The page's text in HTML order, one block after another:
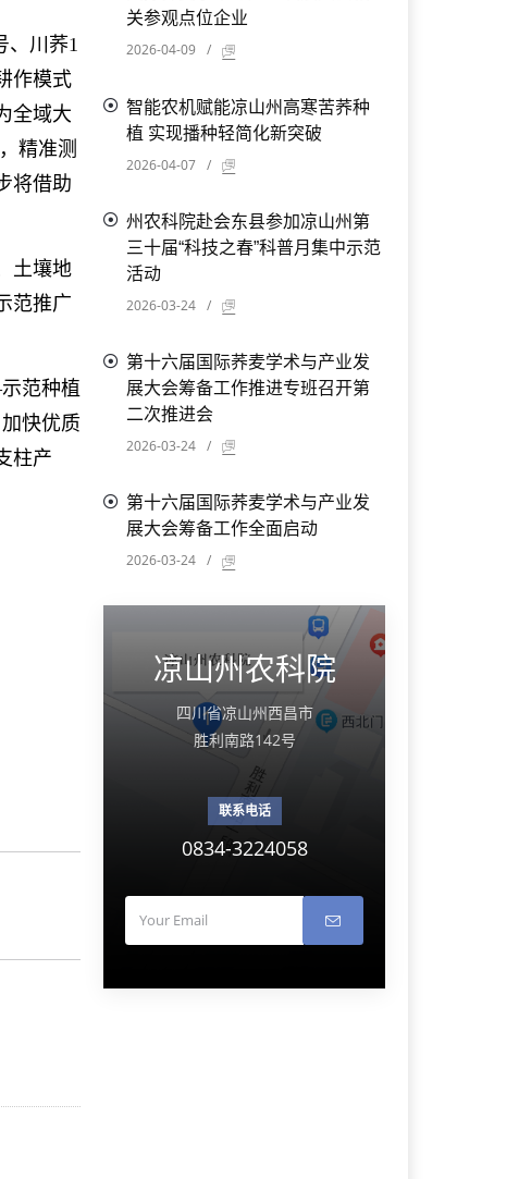
、川荞1
作模式
全域大
精准测
将借助
土壤地
范推广
范种植
快优质
柱产
关参观点位企业
2026-04-09
/
智能农机赋能凉山州高寒苦荞种
植 实现播种轻简化新突破
2026-04-07
/
州农科院赴会东县参加凉山州第
三十届“科技之春”科普月集中示范
活动
2026-03-24
/
第十六届国际荞麦学术与产业发
展大会筹备工作推进专班召开第
二次推进会
2026-03-24
/
第十六届国际荞麦学术与产业发
展大会筹备工作全面启动
2026-03-24
/
凉山州农科院
四川省凉山州西昌市
胜利南路142号
联系电话
0834-3224058